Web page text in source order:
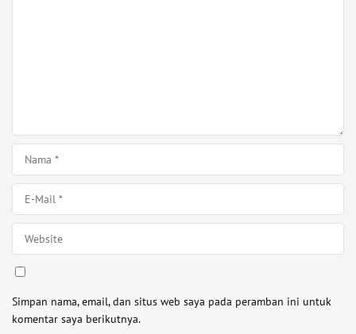
Simpan nama, email, dan situs web saya pada peramban ini untuk
komentar saya berikutnya.